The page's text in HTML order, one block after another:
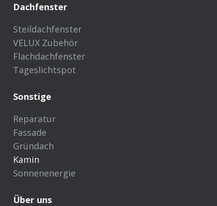
Dachfenster
Steildachfenster
VELUX Zubehör
Flachdachfenster
Tageslichtspot
Sonstige
Reparatur
Fassade
Gründach
Kamin
Sonnenenergie
Über uns